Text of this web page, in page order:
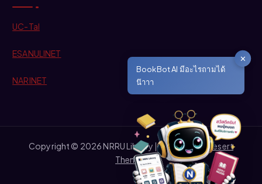
UC-Tal
ESANULINET
NARINET
Copyright © 2026 NRRU Library | Powered byDesert
Themes
✕
BookBot AI มีอะไรถามได้
น๊าาา